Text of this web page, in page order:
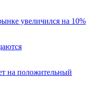
увеличился на 10%
на положительный